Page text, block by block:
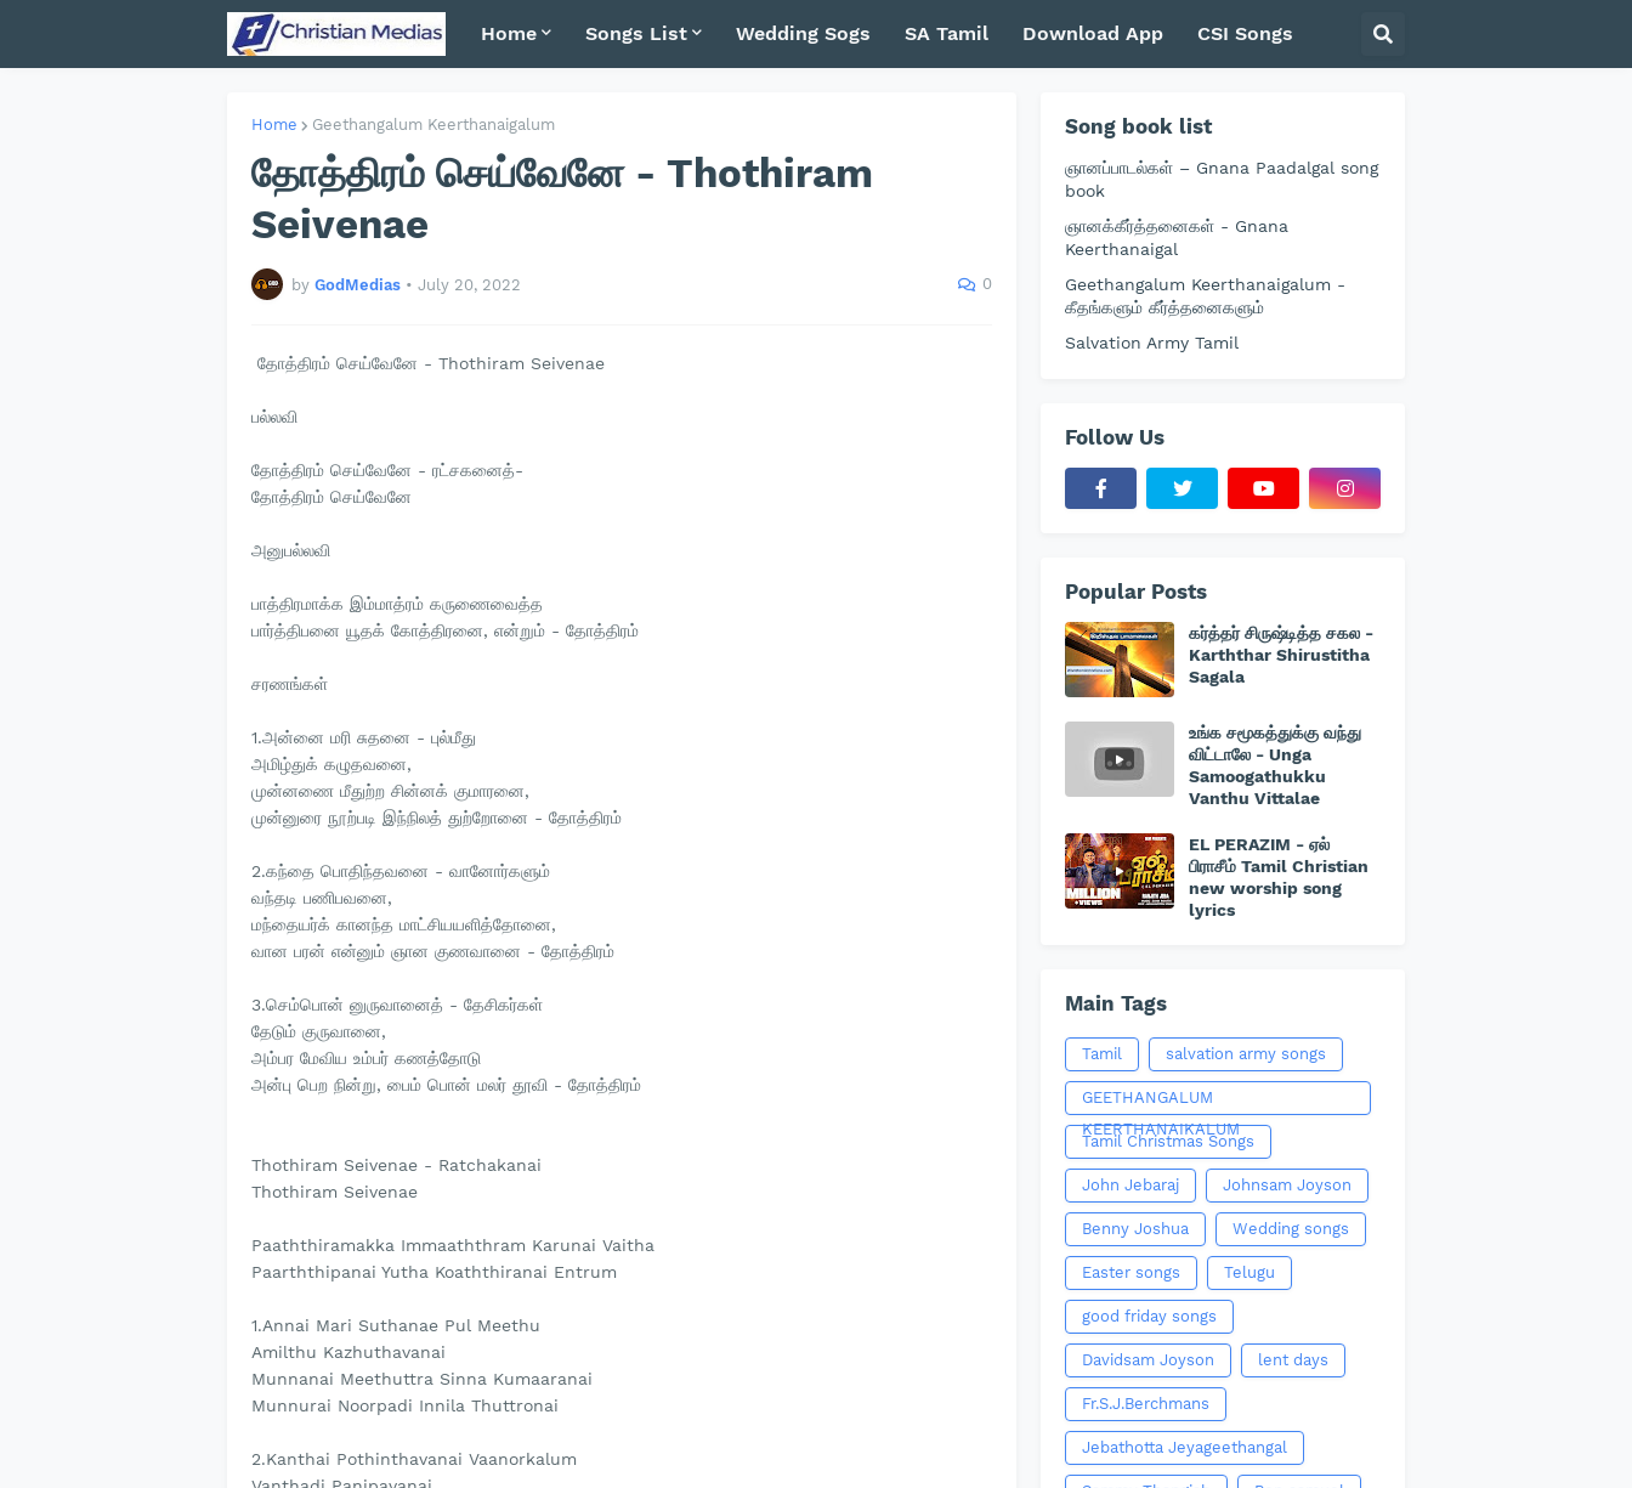
Home Songs List Wedding Sogs SA Tamil Download App CSI Songs
Home Geethangalum Keerthanaigalum
தோத்திரம் செய்வேனே - Thothiram
Seivenae
by GodMedias • July 20, 2022 0
தோத்திரம் செய்வேனே - Thothiram Seivenae
பல்லவி
தோத்திரம் செய்வேனே - ரட்சகனைத்-
தோத்திரம் செய்வேனே
அனுபல்லவி
பாத்திரமாக்க இம்மாத்ரம் கருணைவைத்த
பார்த்திபனை யூதக் கோத்திரனை, என்றும் - தோத்திரம்
சரணங்கள்
1.அன்னை மரி சுதனை - புல்மீது
அமிழ்துக் கழுதவனை,
முன்னணை மீதுற்ற சின்னக் குமாரனை,
முன்னுரை நூற்படி இந்நிலத் துற்றோனை - தோத்திரம்
2.கந்தை பொதிந்தவனை - வானோர்களும்
வந்தடி பணிபவனை,
மந்தையர்க் கானந்த மாட்சியயளித்தோனை,
வான பரன் என்னும் ஞான குணவானை - தோத்திரம்
3.செம்பொன் னுருவானைத் - தேசிகர்கள்
தேடும் குருவானை,
அம்பர மேவிய உம்பர் கணத்தோடு
அன்பு பெற நின்று, பைம் பொன் மலர் தூவி - தோத்திரம்
Thothiram Seivenae - Ratchakanai
Thothiram Seivenae
Paaththiramakka Immaaththram Karunai Vaitha
Paarththipanai Yutha Koaththiranai Entrum
1.Annai Mari Suthanae Pul Meethu
Amilthu Kazhuthavanai
Munnanai Meethuttra Sinna Kumaaranai
Munnurai Noorpadi Innila Thuttronai
2.Kanthai Pothinthavanai Vaanorkalum
Song book list
ஞானப்பாடல்கள் – Gnana Paadalgal song
book
ஞானக்கீர்த்தனைகள் - Gnana
Keerthanaigal
Geethangalum Keerthanaigalum -
கீதங்களும் கீர்த்தனைகளும்
Salvation Army Tamil
Follow Us
Popular Posts
கர்த்தர் சிருஷ்டித்த சகல -
Karththar Shirustitha
Sagala
உங்க சமூகத்துக்கு வந்து
விட்டாலே - Unga
Samoogathukku
Vanthu Vittalae
EL PERAZIM - ஏல்
பிராசீம் Tamil Christian
new worship song
lyrics
Main Tags
Tamil salvation army songs
GEETHANGALUM
KEERTHANAIKALUM
Tamil Christmas Songs
John Jebaraj Johnsam Joyson
Benny Joshua Wedding songs
Easter songs Telugu
good friday songs
Davidsam Joyson lent days
Fr.S.J.Berchmans
Jebathotta Jeyageethangal